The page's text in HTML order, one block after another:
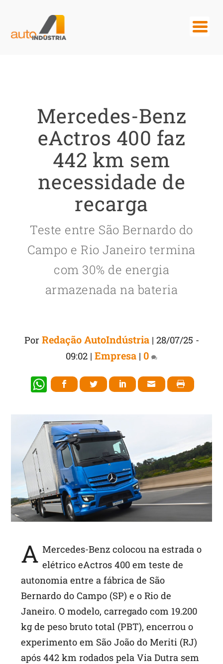
Mercedes-Benz
eActros 400 faz
442 km sem
necessidade de
recarga
Teste entre São Bernardo do
Campo e Rio Janeiro termina
com 30% de energia
armazenada na bateria
Por Redação AutoIndústria| 28/07/25 -
09:02 | Empresa | 0
W
at
s
A
p
p
A Mercedes-Benz colocou na estrada o
elétrico eActros 400 em teste de
autonomia entre a fábrica de São
Bernardo do Campo (SP) e o Rio de
Janeiro. O modelo, carregado com 19.200
kg de peso bruto total (PBT), encerrou o
experimento em São João do Meriti (RJ)
após 442 km rodados pela Via Dutra sem